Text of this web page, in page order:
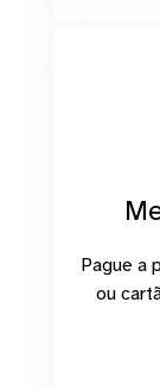
Pague a
ou